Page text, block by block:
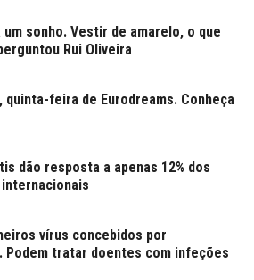
um sonho. Vestir de amarelo, o que
Rui Oliveira
feira de Eurodreams. Conheça
dão resposta a apenas 12% dos
vírus concebidos por
tratar doentes com infeções